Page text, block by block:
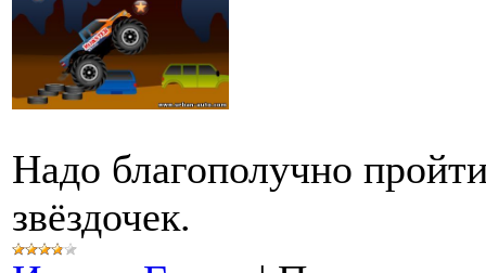
Надо благополучно
звёздочек.